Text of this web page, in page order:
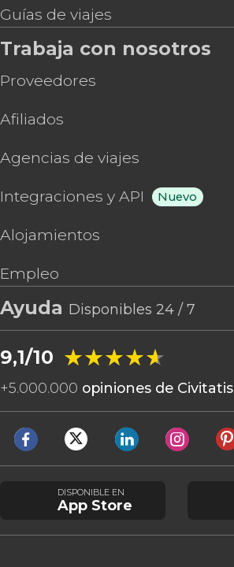
Guías de viajes
Trabaja con nosotros
Proveedores
Afiliados
Agencias de viajes
Integraciones y API Nuevo
Alojamientos
Empleo
Ayuda Disponibles 24 / 7
9,1/10 ★★★★★
★★★★★
+5.000.000 opiniones de Civitatis
DISPONIBLE EN
App Store